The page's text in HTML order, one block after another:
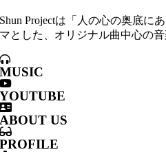
Shun Projectは「人の心の奥底に
マとした、オリジナル曲中心の音
MUSIC
YOUTUBE
ABOUT US
PROFILE